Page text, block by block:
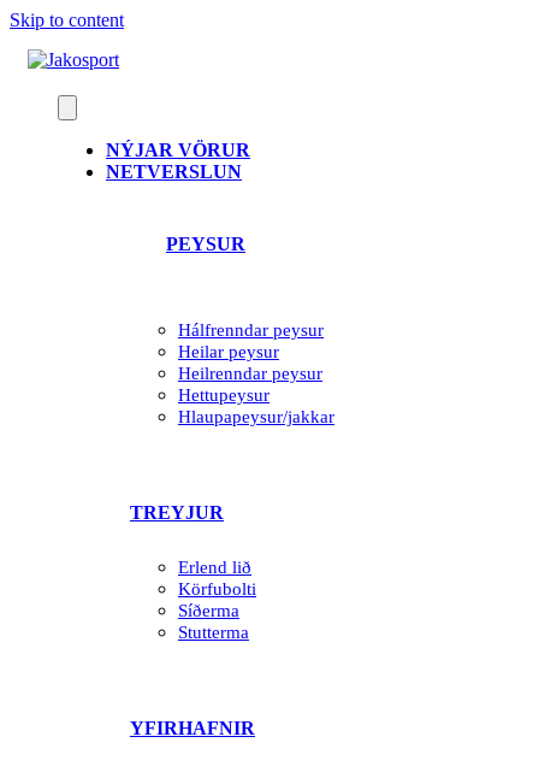
Skip to content
NÝJAR VÖRUR
NETVERSLUN
PEYSUR
Hálfrenndar peysur
Heilar peysur
Heilrenndar peysur
Hettupeysur
Hlaupapeysur/jakkar
TREYJUR
Erlend lið
Körfubolti
Síðerma
Stutterma
YFIRHAFNIR